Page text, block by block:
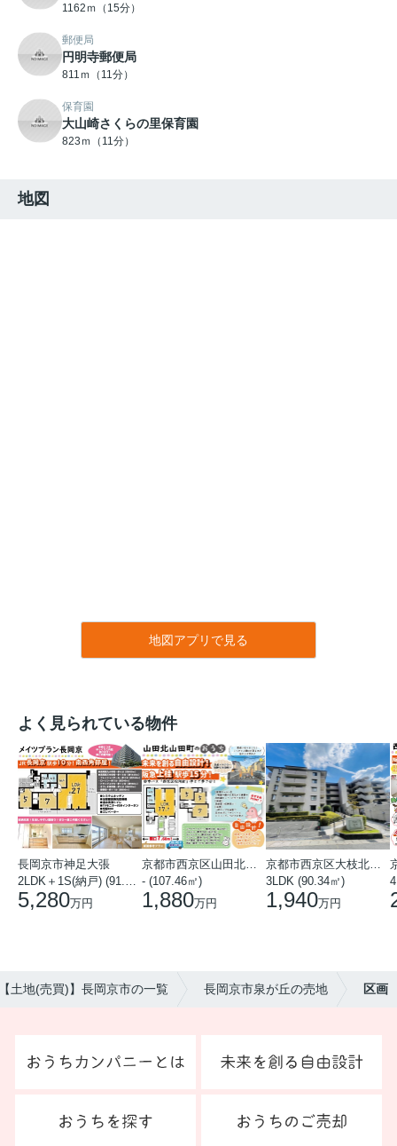
1162ｍ（15分）
郵便局
円明寺郵便局
811ｍ（11分）
保育園
大山崎さくらの里保育園
823ｍ（11分）
地図
地図アプリで見る
よく見られている物件
長岡京市神足大張
5,280万円
- (107.46㎡)
1,880万円
3LDK (90.34㎡)
1,940万円
土地(売買)】長岡京市の一覧 長岡京市泉が丘の売地 区画